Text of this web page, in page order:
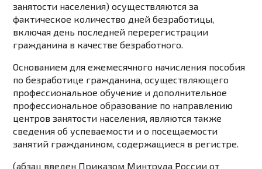
занятости населения) осуществляются за
фактическое количество дней безработицы,
включая день последней перерегистрации
гражданина в качестве безработного.
Основанием для ежемесячного начисления пособия
по безработице гражданина, осуществляющего
профессиональное обучение и дополнительное
профессиональное образование по направлению
центров занятости населения, являются также
сведения об успеваемости и о посещаемости
занятий гражданином, содержащиеся в регистре.
(абзац введен Приказом Минтруда России от